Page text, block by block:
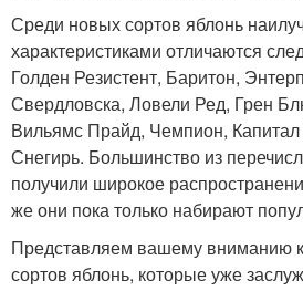
Среди новых сортов яблонь
характеристиками отличаются
Голден Резистент, Баритон,
Свердловска, Ловели Ред, Грен
Вильямс Прайд, Чемпион, Капитал
Снегирь. Большинство из
получили широкое
же они пока только набирают
Представляем вашему вниманию
сортов яблонь, которые уже